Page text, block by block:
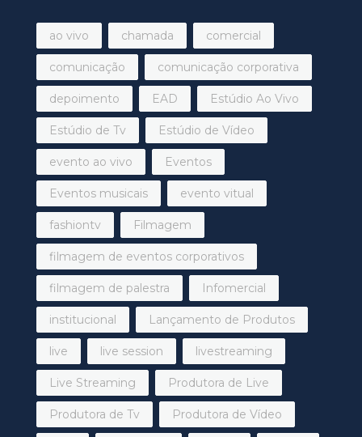
ao vivo chamada comercial
comunicação comunicação corporativa
depoimento EAD Estúdio Ao Vivo
Estúdio de Tv Estúdio de Vídeo
evento ao vivo Eventos
Eventos musicais evento vitual
fashiontv Filmagem
filmagem de eventos corporativos
filmagem de palestra Infomercial
institucional Lançamento de Produtos
live live session livestreaming
Live Streaming Produtora de Live
Produtora de Tv Produtora de Vídeo